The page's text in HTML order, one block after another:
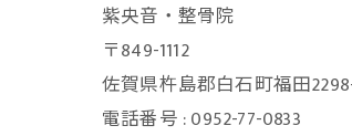
紫央音・整骨院
〒849-1112
佐賀県杵島郡白石町福田
電話番号 : 0952-77-0833